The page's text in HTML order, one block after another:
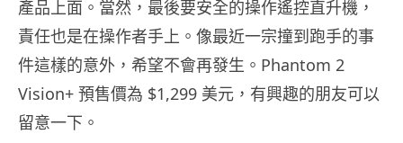
產品上面。當然，最後要安全的操作遙控直升機，
責任也是在操作者手上。像最近一宗撞到跑手的事
件這樣的意外，希望不會再發生。Phantom 2
Vision+ 預售價為 $1,299 美元，有興趣的朋友可以
留意一下。